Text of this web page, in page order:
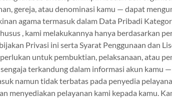
gereja, atau denominasi kamu — dapat
agama termasuk dalam Data Pribadi
, kami melakukannya hanya berdasarkan
Privasi ini serta Syarat Penggunaan dan
untuk pembuktian, pelaksanaan, atau
terkandung dalam informasi akun kamu
namun tidak terbatas pada penyedia
menyediakan pelayanan kami kepada kamu.